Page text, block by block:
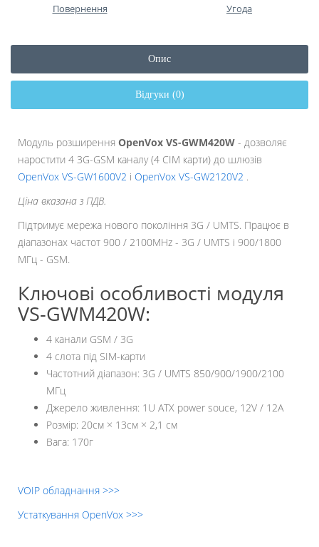
Повернення Угода
Опис
Відгуки (0)
Модуль розширення OpenVox VS-GWM420W - дозволяє
наростити 4 3G-GSM каналу (4 СІМ карти) до шлюзів
OpenVox VS-GW1600V2 і OpenVox VS-GW2120V2 .
Ціна вказана з ПДВ.
Підтримує мережа нового покоління 3G / UMTS. Працює в
діапазонах частот 900 / 2100MHz - 3G / UMTS і 900/1800
МГц - GSM.
Ключові особливості модуля
VS-GWM420W:
4 канали GSM / 3G
4 слота під SIM-карти
Частотний діапазон: 3G / UMTS 850/900/1900/2100
МГц
Джерело живлення: 1U ATX power souce, 12V / 12A
Розмір: 20см × 13см × 2,1 см
Вага: 170г
VOIP обладнання >>>
Устаткування OpenVox >>>